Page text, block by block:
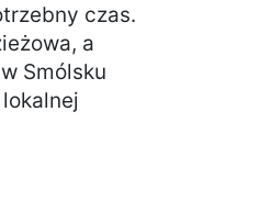
czas.
a
Smólsku